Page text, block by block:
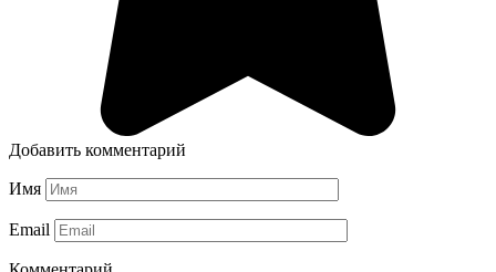
Добавить комментарий
Имя
Email